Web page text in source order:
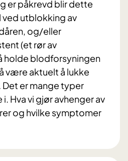
er påkrevd blir dette
utblokking av
og/eller
(et rør av
holde blodforsyningen
være aktuelt å lukke
er mange typer
Hva vi gjør avhenger av
og hvilke symptomer